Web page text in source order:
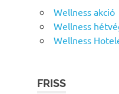
Wellness akció
Wellness
Wellness
FRISS